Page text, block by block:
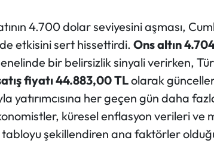
4.700 dolar seviyesini aşması,
etkisini sert hissettirdi. Ons altın
bir belirsizlik sinyali verirken,
fiyatı 44.883,00 TLolarak
yatırımcısına her geçen gün daha
küresel enflasyon verileri ve
tabloyu şekillendiren ana faktörler